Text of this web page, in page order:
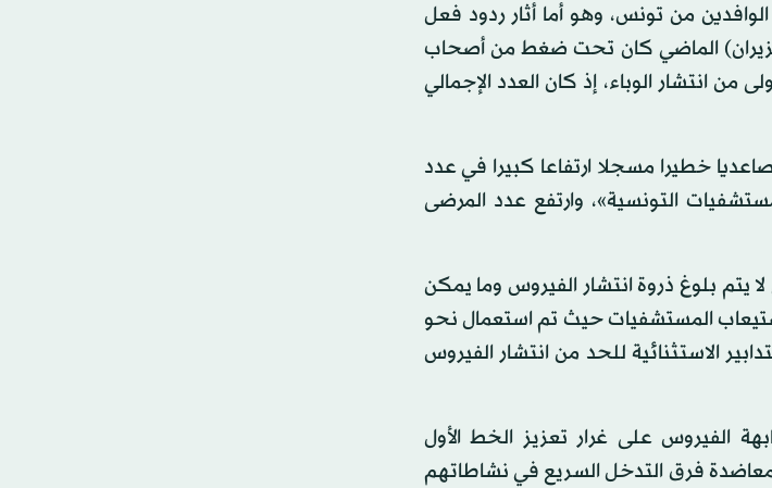
من تونس، وهو أما أثار ردود فعل
نصاف بن علية بأن فتح تونس لحدودها يوم 27 يونيو (حزيران) الماضي كان تحت ضغط من أصحاب
انتشار الوباء، إذ كان العدد الإجمالي
خطيرا مسجلا ارتفاعا كبيرا في عدد
التونسية»، وارتفع عدد المرضى
بلوغ ذروة انتشار الفيروس وما يمكن
المستشفيات حيث تم استعمال نحو
الاستثنائية للحد من انتشار الفيروس
الفيروس على غرار تعزيز الخط الأول
فرق التدخل السريع في نشاطاتهم